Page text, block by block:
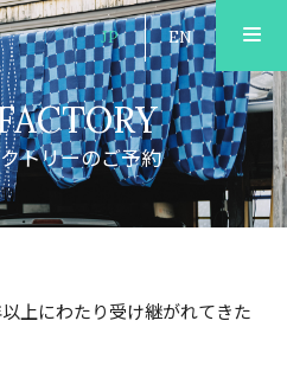
JP EN
トリーのご予約
上にわたり受け継がれてきた